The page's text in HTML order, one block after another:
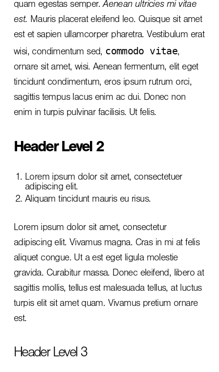
quam egestas semper.Aenean ultricies mi vitae
est. Mauris placerat eleifend leo. Quisque sit amet
est et sapien ullamcorper pharetra. Vestibulum erat
wisi, condimentum sed, commodo vitae,
ornare sit amet, wisi. Aenean fermentum, elit eget
tincidunt condimentum, eros ipsum rutrum orci,
sagittis tempus lacus enim ac dui. Donec non
enim in turpis pulvinar facilisis. Ut felis.
Header Level 2
Lorem ipsum dolor sit amet, consectetuer
adipiscing elit.
Aliquam tincidunt mauris eu risus.
Lorem ipsum dolor sit amet, consectetur
adipiscing elit. Vivamus magna. Cras in mi at felis
aliquet congue. Ut a est eget ligula molestie
gravida. Curabitur massa. Donec eleifend, libero at
sagittis mollis, tellus est malesuada tellus, at luctus
turpis elit sit amet quam. Vivamus pretium ornare
est.
Header Level 3